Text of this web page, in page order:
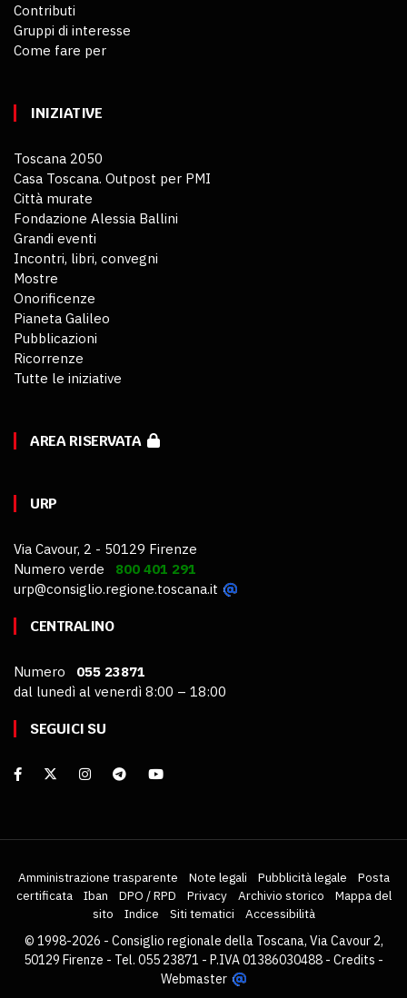
Contributi
Gruppi di interesse
Come fare per
INIZIATIVE
Toscana 2050
Casa Toscana. Outpost per PMI
Città murate
Fondazione Alessia Ballini
Grandi eventi
Incontri, libri, convegni
Mostre
Onorificenze
Pianeta Galileo
Pubblicazioni
Ricorrenze
Tutte le iniziative
AREA RISERVATA
URP
Via Cavour, 2 - 50129 Firenze
Numero verde 800 401 291
urp@consiglio.regione.toscana.it
CENTRALINO
Numero 055 23871
dal lunedì al venerdì 8:00 – 18:00
SEGUICI SU
Amministrazione trasparente Note legali Pubblicità legale
Posta
certificata
Iban DPO / RPD Privacy Archivio storico
Mappa del
sito
Indice Siti tematici
Accessibilità
© 1998-2026 - Consiglio regionale della Toscana, Via Cavour 2,
50129 Firenze - Tel. 055 23871 - P.IVA 01386030488 - Credits -
Webmaster